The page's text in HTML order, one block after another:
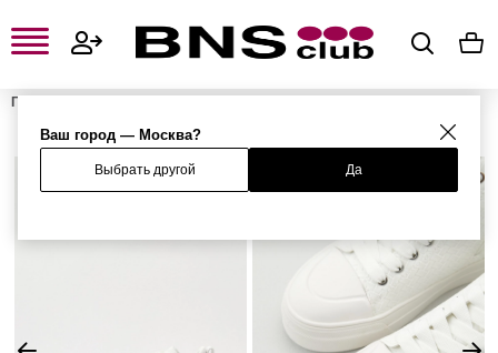
Ваш город — Москва?
Выбрать другой Да
Главная
%